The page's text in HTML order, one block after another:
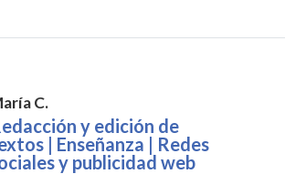
C.
y edición de
| Enseñanza | Redes
y publicidad web